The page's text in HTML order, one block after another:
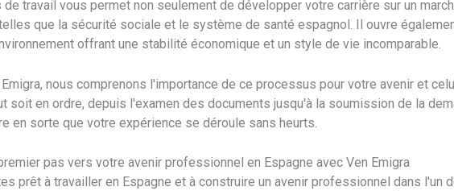
de travail vous permet non seulement de développer votre carrière sur un
que la sécurité sociale et le système de santé espagnol. Il ouvre
offrant une stabilité économique et un style de vie incomparable.
nous comprenons l'importance de ce processus pour votre avenir et
soit en ordre, depuis l'examen des documents jusqu'à la soumission de la
en sorte que votre expérience se déroule sans heurts.
pas vers votre avenir professionnel en Espagne avec Ven Emigra
prêt à travailler en Espagne et à construire un avenir professionnel dans l'un